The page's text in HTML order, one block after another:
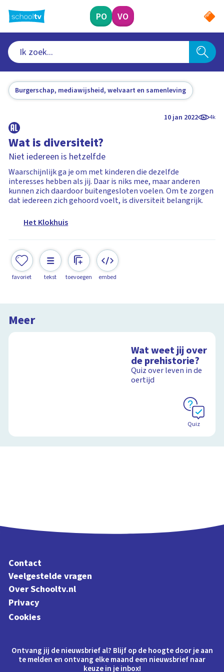
naar
hoofdinhoud
PO VO
Burgerschap, mediawijsheid, welvaart en samenleving
10 jan 2022 4k
Wat is diversiteit?
Niet iedereen is hetzelfde
Waarschijnlijk ga je om met kinderen die dezelfde
interesses hebben als jij. Daar is niks mee, maar anderen
kunnen zich daardoor buitengesloten voelen. Om te zorgen
dat iedereen zich gehoord voelt, is diversiteit belangrijk.
Het Klokhuis
favoriet tekst toevoegen embed
Meer
Wat weet jij over
de prehistorie?
Quiz over leven in de
oertijd
Quiz
Contact
Veelgestelde vragen
Over Schooltv.nl
Privacy
Cookies
Ontvang jij de nieuwsbrief al? Blijf op de hoogte door je aan
te melden en ontvang elke maand een nieuwsbrief naar
keuze in je inbox!